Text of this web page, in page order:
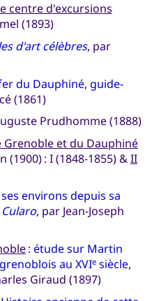
centre d'excursions
(1893)
d'art célèbres, par
du Dauphiné, guide-
(1861)
Prudhomme (1888)
et du Dauphiné
: I (1848-1855) &II
environs depuis sa
Cularo, par Jean-Joseph
: étude sur Martin
au XVIesiècle,
Giraud (1897)